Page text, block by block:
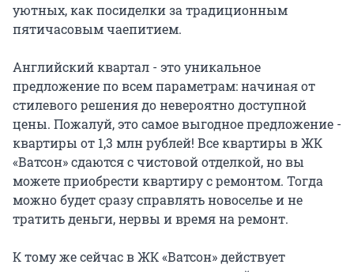
уютных, как посиделки за традиционным
пятичасовым чаепитием.
Английский квартал - это уникальное
предложение по всем параметрам: начиная от
стилевого решения до невероятно доступной
цены. Пожалуй, это самое выгодное предложение -
квартиры от 1,3 млн рублей! Все квартиры в ЖК
«Ватсон» сдаются с чистовой отделкой, но вы
можете приобрести квартиру с ремонтом. Тогда
можно будет сразу справлять новоселье и не
тратить деньги, нервы и время на ремонт.
К тому же сейчас в ЖК «Ватсон» действует